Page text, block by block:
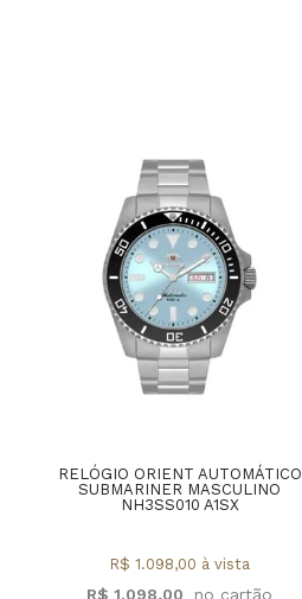
RELÓGIO ORIENT AUTOMÁTICO
SUBMARINER MASCULINO
NH3SS010 A1SX
R$ 1.098,00
R$ 1.098,00 à vista